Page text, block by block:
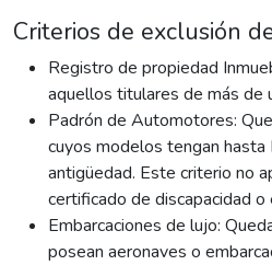
Criterios de exclusión
Registro de propiedad
aquellos titulares de más de
Padrón de Automotores:
cuyos modelos tengan
antigüedad. Este criterio no
certificado de discapacidad
Embarcaciones de lujo:
posean aeronaves o